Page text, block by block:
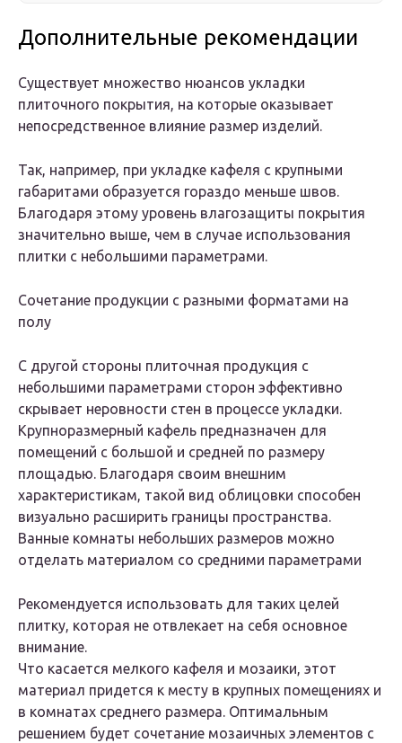
Дополнительные рекомендации
Существует множество нюансов укладки
плиточного покрытия, на которые оказывает
непосредственное влияние размер изделий.
Так, например, при укладке кафеля с крупными
габаритами образуется гораздо меньше швов.
Благодаря этому уровень влагозащиты покрытия
значительно выше, чем в случае использования
плитки с небольшими параметрами.
Сочетание продукции с разными форматами на
полу
С другой стороны плиточная продукция с
небольшими параметрами сторон эффективно
скрывает неровности стен в процессе укладки.
Крупноразмерный кафель предназначен для
помещений с большой и средней по размеру
площадью. Благодаря своим внешним
характеристикам, такой вид облицовки способен
визуально расширить границы пространства.
Ванные комнаты небольших размеров можно
отделать материалом со средними параметрами
Рекомендуется использовать для таких целей
плитку, которая не отвлекает на себя основное
внимание.
Что касается мелкого кафеля и мозаики, этот
материал придется к месту в крупных помещениях и
в комнатах среднего размера. Оптимальным
решением будет сочетание мозаичных элементов с